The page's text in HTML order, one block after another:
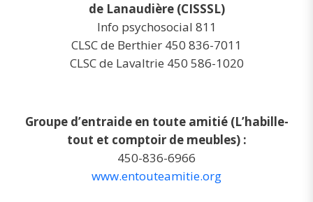
de Lanaudière (CISSSL)
Info psychosocial 811
CLSC de Berthier 450 836-7011
CLSC de Lavaltrie 450 586-1020
Groupe d’entraide en toute amitié (L’habille-
tout et comptoir de meubles) :
450-836-6966
www.entouteamitie.org